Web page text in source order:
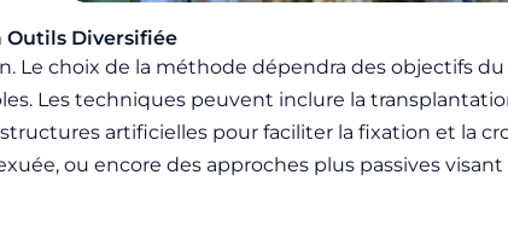
Outils Diversifiée
Le choix de la méthode dépendra des objectifs
Les techniques peuvent inclure la
artificielles pour faciliter la fixation et la
ou encore des approches plus passives